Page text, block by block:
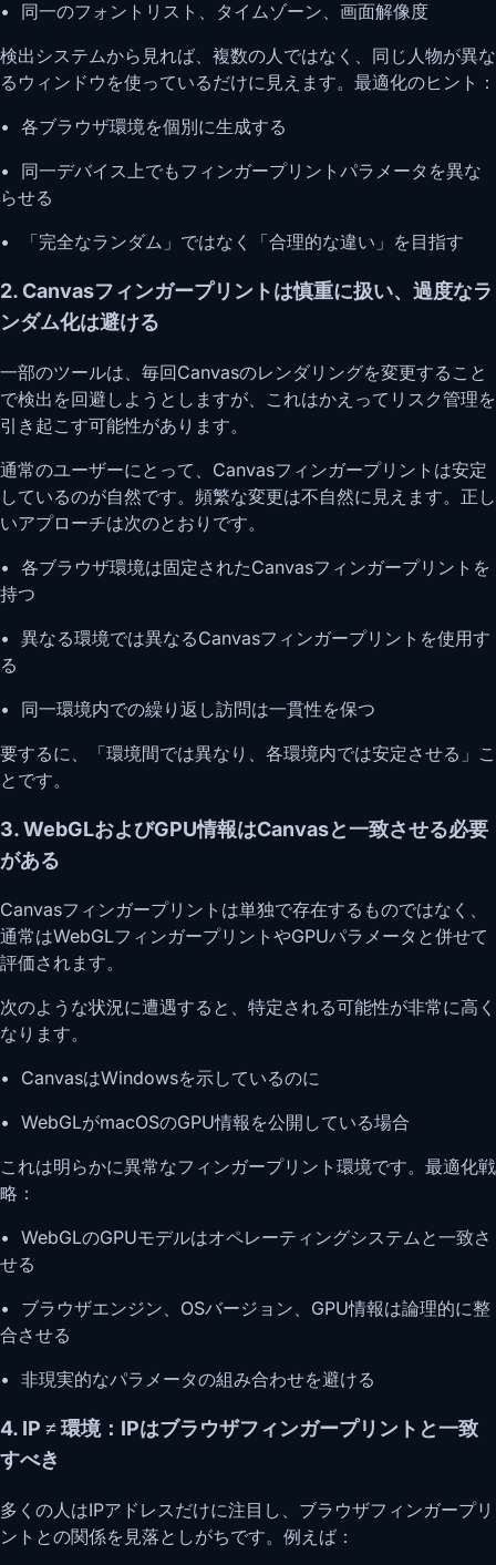
• 同一のフォントリスト、タイムゾーン、画面解像度
検出システムから見れば、複数の人ではなく、同じ人物が異な
るウィンドウを使っているだけに見えます。最適化のヒント：
• 各ブラウザ環境を個別に生成する
• 同一デバイス上でもフィンガープリントパラメータを異な
らせる
• 「完全なランダム」ではなく「合理的な違い」を目指す
2. Canvasフィンガープリントは慎重に扱い、過度なラ
ンダム化は避ける
一部のツールは、毎回Canvasのレンダリングを変更すること
で検出を回避しようとしますが、これはかえってリスク管理を
引き起こす可能性があります。
通常のユーザーにとって、Canvasフィンガープリントは安定
しているのが自然です。頻繁な変更は不自然に見えます。正し
いアプローチは次のとおりです。
• 各ブラウザ環境は固定されたCanvasフィンガープリントを
持つ
• 異なる環境では異なるCanvasフィンガープリントを使用す
る
• 同一環境内での繰り返し訪問は一貫性を保つ
要するに、「環境間では異なり、各環境内では安定させる」こ
とです。
3. WebGLおよびGPU情報はCanvasと一致させる必要
がある
Canvasフィンガープリントは単独で存在するものではなく、
通常はWebGLフィンガープリントやGPUパラメータと併せて
評価されます。
次のような状況に遭遇すると、特定される可能性が非常に高く
なります。
• CanvasはWindowsを示しているのに
• WebGLがmacOSのGPU情報を公開している場合
これは明らかに異常なフィンガープリント環境です。最適化戦
略：
• WebGLのGPUモデルはオペレーティングシステムと一致さ
せる
• ブラウザエンジン、OSバージョン、GPU情報は論理的に整
合させる
• 非現実的なパラメータの組み合わせを避ける
4. IP ≠ 環境：IPはブラウザフィンガープリントと一致
すべき
多くの人はIPアドレスだけに注目し、ブラウザフィンガープリ
ントとの関係を見落としがちです。例えば：